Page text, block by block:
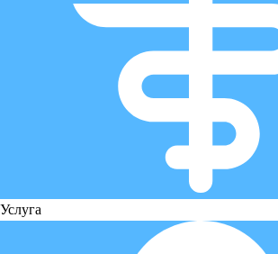
Услуга